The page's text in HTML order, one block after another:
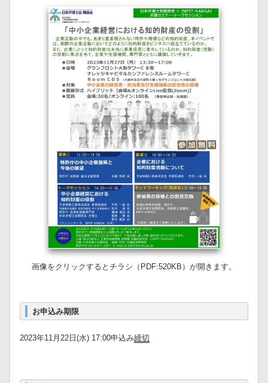
画像をクリックするとチラシ（PDF:520KB）が開きます。
お申込み期限
2023年11月22日(水) 17:00申込み締切